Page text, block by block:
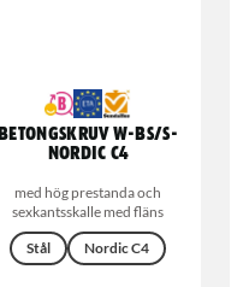
Betongskruv W-BS/S-
NORDIC C4
med hög prestanda och
sexkantsskalle med fläns
Stål
Nordic C4